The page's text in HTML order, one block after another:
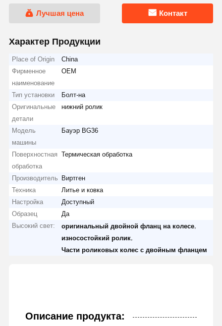
Лучшая цена Контакт
Характер Продукции
Place of Origin
China
Фирменное
наименование
OEM
Тип установки
Болт-на
Оригинальные
детали
нижний ролик
Модель
машины
Бауэр BG36
Поверхностная
обработка
Термическая обработка
Производитель
Виртген
Техника
Литье и ковка
Настройка
Доступный
Образец
Да
Высокий свет:
оригинальный двойной фланц на колесе
износостойкий ролик
Части роликовых колес с двойным фланцем
Описание продукта: